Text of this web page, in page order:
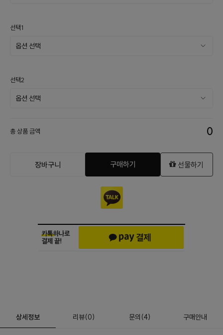
선택1
선택2
총 상품 금액 0
장바구니 구매하기 선물하기
상세정보 리뷰(0) 문의 (4) 구매안내